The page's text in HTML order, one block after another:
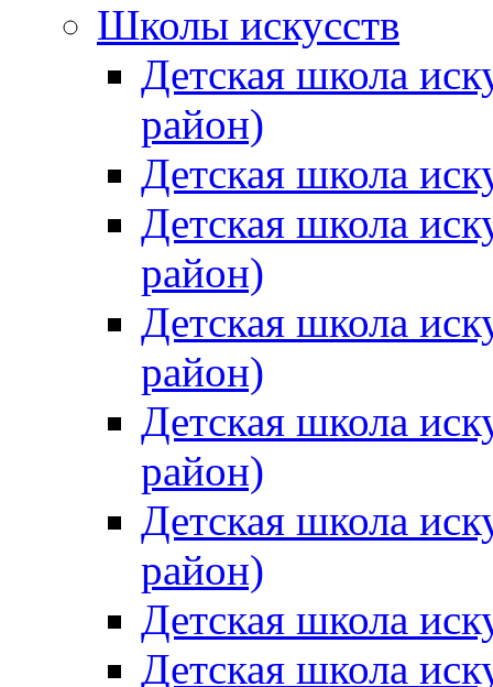
Школы искусств
Детская школа
район)
Детская школа
Детская школа
район)
Детская школа
район)
Детская школа
район)
Детская школа
район)
Детская школа
Детская школа